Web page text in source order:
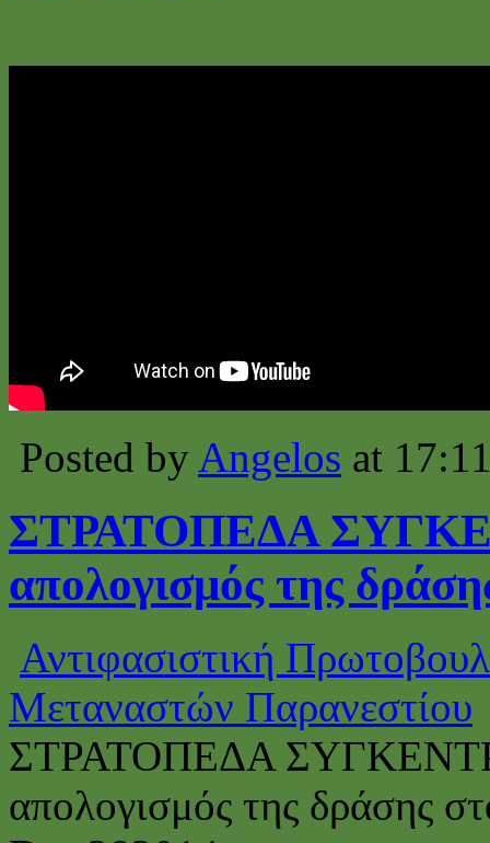
Posted by Angelos at
ΣΤΡΑΤΟΠΕΔΑ
απολογισμός της
Αντιφασιστική
Μεταναστών Παρανεστίου
ΣΤΡΑΤΟΠΕΔΑ
απολογισμός της δράσης